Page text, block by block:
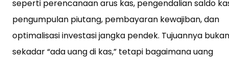
seperti perencanaan arus kas, pengendalian saldo
pengumpulan piutang, pembayaran kewajiban, dan
optimalisasi investasi jangka pendek. Tujuannya bukan
sekadar “ada uang di kas,” tetapi bagaimana uang